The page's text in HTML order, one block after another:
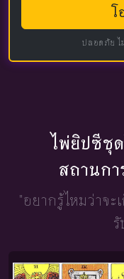
โ
ปลอดภัย ไ
ไพ่ยิปซีชุ
สถานก
"อยากรู้ไหมว่าจะ